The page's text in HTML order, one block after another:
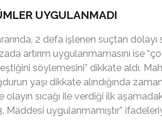
UYGULANMADI
2 defa işlenen suçtan dolayı
artırım uygulanmamasını ise
söylemesini” dikkate aldı.
yaşı dikkate alındığında
sıcağı ile verdiği ilk
Maddesi uygulanmamıştır”